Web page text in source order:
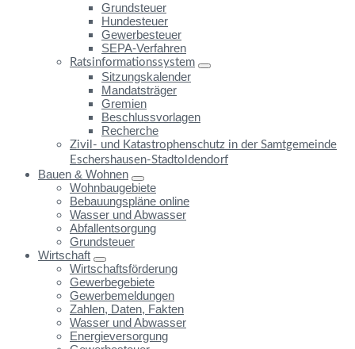
Grundsteuer
Hundesteuer
Gewerbesteuer
SEPA-Verfahren
Ratsinformationssystem
Sitzungskalender
Mandatsträger
Gremien
Beschlussvorlagen
Recherche
Zivil- und Katastrophenschutz in der Samtgemeinde
Eschershausen-Stadtoldendorf
Bauen & Wohnen
Wohnbaugebiete
Bebauungspläne online
Wasser und Abwasser
Abfallentsorgung
Grundsteuer
Wirtschaft
Wirtschaftsförderung
Gewerbegebiete
Gewerbemeldungen
Zahlen, Daten, Fakten
Wasser und Abwasser
Energieversorgung